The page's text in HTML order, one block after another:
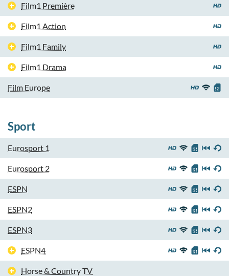
Film1 Première
Film1 Action
Film1 Family
Film1 Drama
Film Europe
Sport
Eurosport 1
Eurosport 2
ESPN
ESPN2
ESPN3
ESPN4
Horse & Country TV